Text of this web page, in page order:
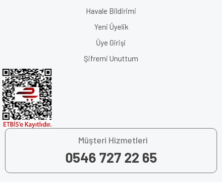
Havale Bildirimi
Yeni Üyelik
Üye Girişi
Şifremi Unuttum
Müşteri Hizmetleri
0546 727 22 65